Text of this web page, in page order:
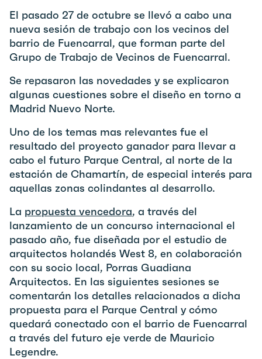
El pasado 27 de octubre se llevó a cabo una
nueva sesión de trabajo con los vecinos del
barrio de Fuencarral, que forman parte del
Grupo de Trabajo de Vecinos de Fuencarral.
Se repasaron las novedades y se explicaron
algunas cuestiones sobre el diseño en torno a
Madrid Nuevo Norte.
Uno de los temas mas relevantes fue el
resultado del proyecto ganador para llevar a
cabo el futuro Parque Central, al norte de la
estación de Chamartín, de especial interés para
aquellas zonas colindantes al desarrollo.
La propuesta vencedora, a través del
lanzamiento de un concurso internacional el
pasado año, fue diseñada por el estudio de
arquitectos holandés West 8, en colaboración
con su socio local, Porras Guadiana
Arquitectos. En las siguientes sesiones se
comentarán los detalles relacionados a dicha
propuesta para el Parque Central y cómo
quedará conectado con el barrio de Fuencarral
a través del futuro eje verde de Mauricio
Legendre.